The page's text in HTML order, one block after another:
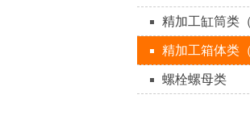
精加工缸筒类
QPQ表面处理）
精加工箱体类
承压件）
螺栓螺母类